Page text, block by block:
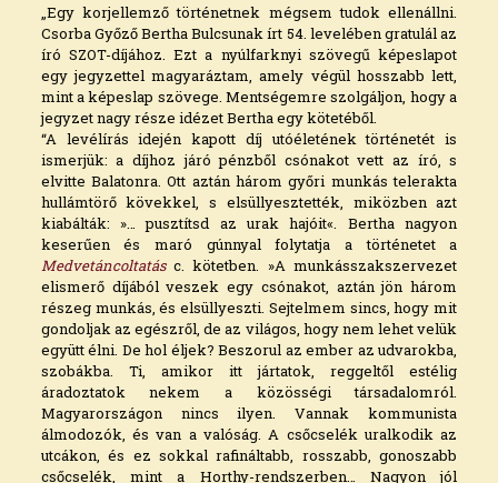
„Egy korjellemző történetnek mégsem tudok ellenállni.
Csorba Győző Bertha Bulcsunak írt 54. levelében gratulál az
író SZOT-díjához. Ezt a nyúlfarknyi szövegű képeslapot
egy jegyzettel magyaráztam, amely végül hosszabb lett,
mint a képeslap szövege. Mentségemre szolgáljon, hogy a
jegyzet nagy része idézet Bertha egy kötetéből.
“A levélírás idején kapott díj utóéletének történetét is
ismerjük: a díjhoz járó pénzből csónakot vett az író, s
elvitte Balatonra. Ott aztán három győri munkás telerakta
hullámtörő kövekkel, s elsüllyesztették, miközben azt
kiabálták: »… pusztítsd az urak hajóit«. Bertha nagyon
keserűen és maró gúnnyal folytatja a történetet a
Medvetáncoltatás c. kötetben. »A munkásszakszervezet
elismerő díjából veszek egy csónakot, aztán jön három
részeg munkás, és elsüllyeszti. Sejtelmem sincs, hogy mit
gondoljak az egészről, de az világos, hogy nem lehet velük
együtt élni. De hol éljek? Beszorul az ember az udvarokba,
szobákba. Ti, amikor itt jártatok, reggeltől estélig
áradoztatok nekem a közösségi társadalomról.
Magyarországon nincs ilyen. Vannak kommunista
álmodozók, és van a valóság. A csőcselék uralkodik az
utcákon, és ez sokkal rafináltabb, rosszabb, gonoszabb
csőcselék, mint a Horthy-rendszerben… Nagyon jól